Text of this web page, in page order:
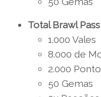
Total Brawl
1.000 Vales
8.000 de
2.000
50 Gemas